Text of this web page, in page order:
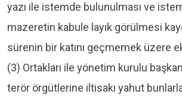
yazı ile istemde bulunulması ve
mazeretin kabule layık görülmesi
sürenin bir katını geçmemek üzere
(3) Ortakları ile yönetim kurulu
terör örgütlerine iltisakı yahut